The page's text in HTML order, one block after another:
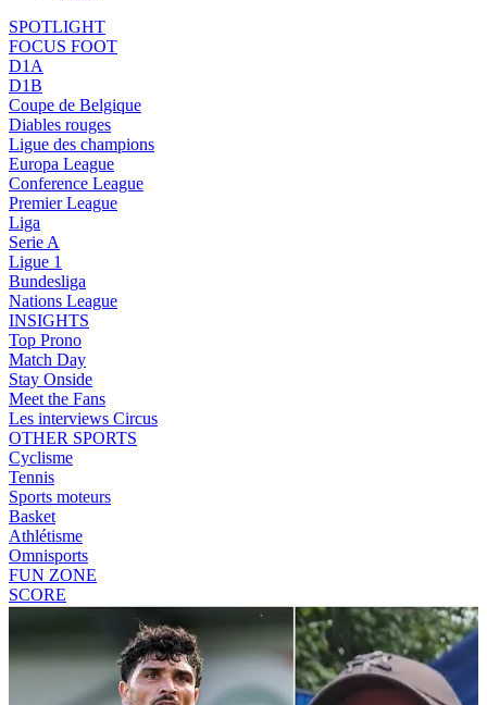
SPOTLIGHT
FOCUS FOOT
D1A
D1B
Coupe de Belgique
Diables rouges
Ligue des champions
Europa League
Conference League
Premier League
Liga
Serie A
Ligue 1
Bundesliga
Nations League
INSIGHTS
Top Prono
Match Day
Stay Onside
Meet the Fans
Les interviews Circus
OTHER SPORTS
Cyclisme
Tennis
Sports moteurs
Basket
Athlétisme
Omnisports
FUN ZONE
SCORE